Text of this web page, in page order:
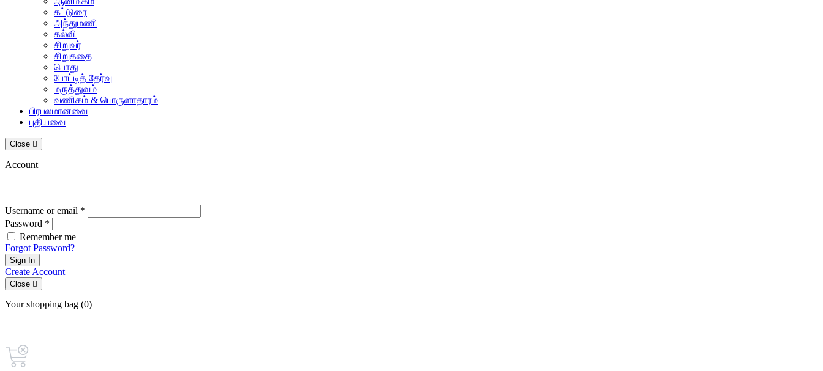
கட்டுரை
அந்துமணி
கல்வி
சிறுவர்
சிறுகதை
பொது
போட்டித் தேர்வு
மருத்துவம்
வணிகம் & பொருளாதாரம்
பிரபலமானவை
புதியவை
Close
Account
Username or email *
Password *
Remember me
Forgot Password?
Sign In
Create Account
Close
Your shopping bag (0)